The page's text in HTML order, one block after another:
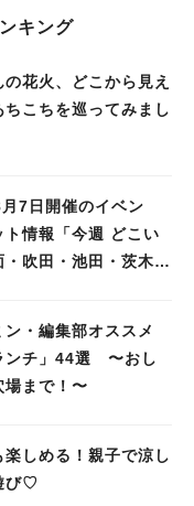
キング
の花火、どこから見え
こちを巡ってみまし
7日開催のイベン
ト情報「今週 どこい
・吹田・池田・茨木・
ン・編集部オススメ
ンチ」44選 〜おし
場まで！〜
楽しめる！親子で涼し
び♡